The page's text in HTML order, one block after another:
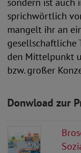
sprichwörtlich
mangelt ihr an
gesellschaftliche
den Mittelpunkt
bzw. großer
Donwload zur